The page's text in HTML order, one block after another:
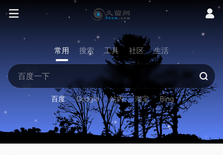
常用 搜索 工具 社区 生活
百度 Google 站内 淘宝 Bing